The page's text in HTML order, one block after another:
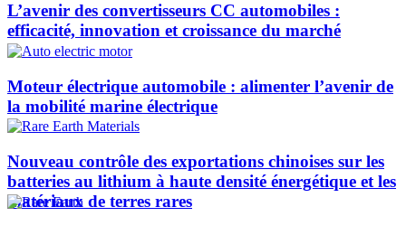
L’avenir des convertisseurs CC automobiles :
efficacité, innovation et croissance du marché
Moteur électrique automobile : alimenter l’avenir de
la mobilité marine électrique
Nouveau contrôle des exportations chinoises sur les
batteries au lithium à haute densité énergétique et les
matériaux de terres rares